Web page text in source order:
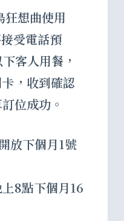
想曲使用
受電話預
客人用餐，
，收到確認
位成功。
放下個月1號
8點下個月16